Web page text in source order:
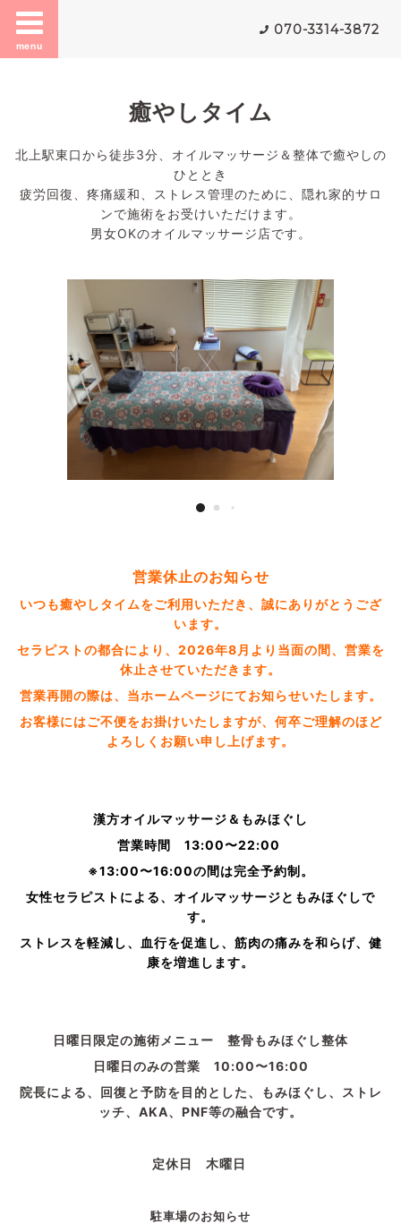
menu
070-3314-3872
癒やしタイム
北上駅東口から徒歩3分、オイルマッサージ＆整体で癒やしの
ひととき
疲労回復、疼痛緩和、ストレス管理のために、隠れ家的サロ
ンで施術をお受けいただけます。
男女OKのオイルマッサージ店です。
営業休止のお知らせ
いつも癒やしタイムをご利用いただき、誠にありがとうござ
います。
セラピストの都合により、2026年8月より当面の間、営業を
休止させていただきます。
営業再開の際は、当ホームページにてお知らせいたします。
お客様にはご不便をお掛けいたしますが、何卒ご理解のほど
よろしくお願い申し上げます。
漢方オイルマッサージ＆もみほぐし
営業時間 13:00〜22:00
※13:00〜16:00の間は完全予約制。
女性セラピストによる、オイルマッサージともみほぐしで
す。
ストレスを軽減し、血行を促進し、筋肉の痛みを和らげ、健
康を増進します。
日曜日限定の施術メニュー 整骨もみほぐし整体
日曜日のみの営業 10:00〜16:00
院長による、回復と予防を目的とした、もみほぐし、ストレ
ッチ、AKA、PNF等の融合です。
定休日 木曜日
駐車場のお知らせ